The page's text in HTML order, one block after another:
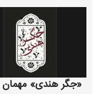
«جگر هندی» مهمان